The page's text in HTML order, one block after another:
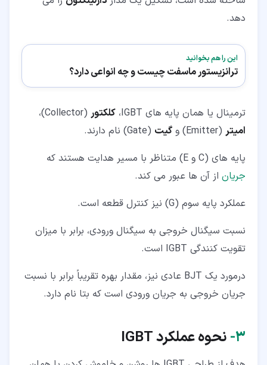
دهد.
این را هم بخوانید
ترانزیستور ماسفت چیست و چه انواعی دارد؟
ترمینال یا همان پایه های IGBT، کلکتور (Collector)،
امیتر (Emitter) و گیت (Gate) نام دارند.
پایه های (C و E) متناظر با مسیر هدایت هستند که
جریان از آن ها عبور می کند.
عملکرد پایه سوم (G) نیز کنترل قطعه است.
نسبت سیگنال خروجی به سیگنال ورودی، برابر با میزان
تقویت کنندگی IGBT است.
درمورد یک BJT عادی نیز، مقدار بهره تقریباً برابر با نسبت
جریان خروجی به جریان ورودی است که بتا نام دارد.
۳‏- نحوه عملکردIGBT